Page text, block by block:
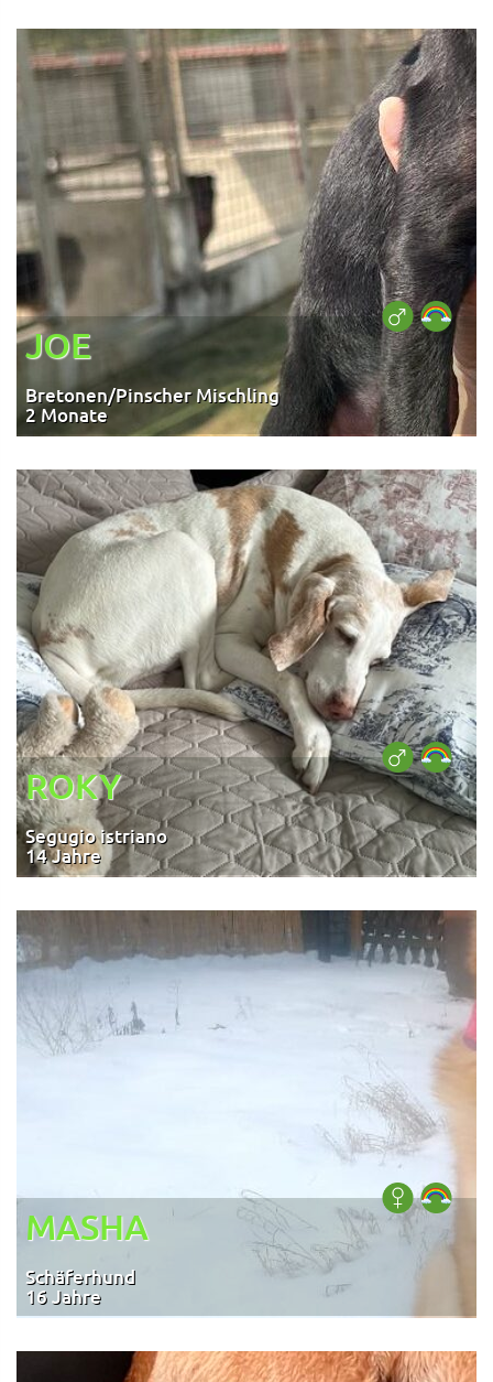
JOE
Bretonen/Pinscher Mischling
2 Monate
ROKY
Segugio istriano
14 Jahre
MASHA
Schäferhund
16 Jahre